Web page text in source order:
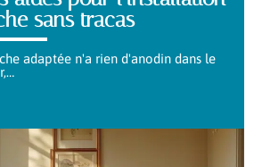
sans tracas
adaptée n'a rien d'anodin dans le
…